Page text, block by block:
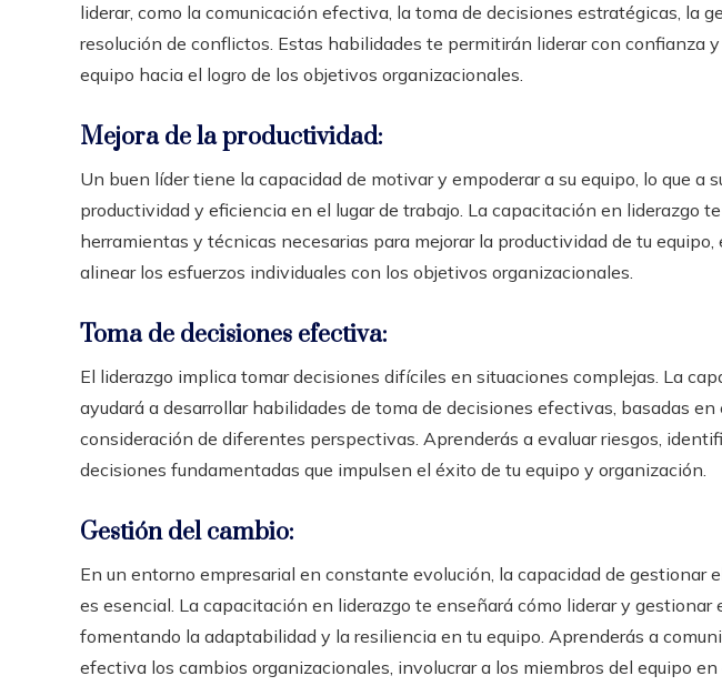
liderar, como la comunicación efectiva, la toma de decisiones estratégicas, la
resolución de conflictos. Estas habilidades te permitirán liderar con confianza
equipo hacia el logro de los objetivos organizacionales.
Mejora de la productividad:
Un buen líder tiene la capacidad de motivar y empoderar a su equipo, lo que a
productividad y eficiencia en el lugar de trabajo. La capacitación en liderazgo
herramientas y técnicas necesarias para mejorar la productividad de tu
alinear los esfuerzos individuales con los objetivos organizacionales.
Toma de decisiones efectiva:
El liderazgo implica tomar decisiones difíciles en situaciones complejas. La
ayudará a desarrollar habilidades de toma de decisiones efectivas, basadas
consideración de diferentes perspectivas. Aprenderás a evaluar riesgos,
decisiones fundamentadas que impulsen el éxito de tu equipo y organización.
Gestión del cambio:
En un entorno empresarial en constante evolución, la capacidad de gestionar
es esencial. La capacitación en liderazgo te enseñará cómo liderar y gestionar
fomentando la adaptabilidad y la resiliencia en tu equipo. Aprenderás a
efectiva los cambios organizacionales, involucrar a los miembros del equipo